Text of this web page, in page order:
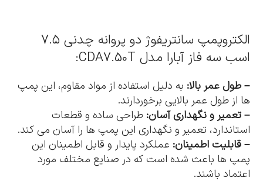
الکتروپمپ سانتریفوژ دو پروانه چدنی ۷.۵
اسب سه فاز آبارا مدل CDA7.50T:
– طول عمر بالا: به دلیل استفاده از مواد مقاوم، این پمپ
ها از طول عمر بالایی برخوردارند.
– تعمیر و نگهداری آسان: طراحی ساده و قطعات
استاندارد، تعمیر و نگهداری این پمپ ها را آسان می کند.
– قابلیت اطمینان: عملکرد پایدار و قابل اطمینان این
پمپ ها باعث شده است که در صنایع مختلف مورد
اعتماد باشند.